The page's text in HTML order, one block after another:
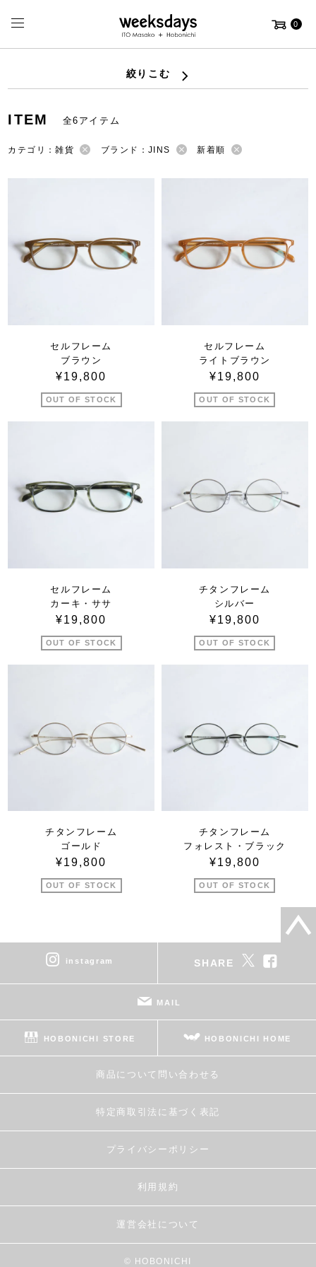
0
絞りこむ
ITEM 全6アイテム
カテゴリ：雑貨 ブランド：JINS 新着順
セルフレーム
ブラウン
¥19,800
OUT OF STOCK
セルフレーム
ライトブラウン
¥19,800
OUT OF STOCK
セルフレーム
カーキ・ササ
¥19,800
OUT OF STOCK
チタンフレーム
シルバー
¥19,800
OUT OF STOCK
チタンフレーム
ゴールド
¥19,800
OUT OF STOCK
チタンフレーム
フォレスト・ブラック
¥19,800
OUT OF STOCK
instagram SHARE
MAIL
HOBONICHI STORE HOBONICHI HOME
商品について問い合わせる
特定商取引法に基づく表記
プライバシーポリシー
利用規約
運営会社について
© HOBONICHI